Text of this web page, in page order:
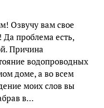
Озвучу вам свое
проблема есть,
Причина
водопроводных
доме, а во всем
моих слов вы
в…